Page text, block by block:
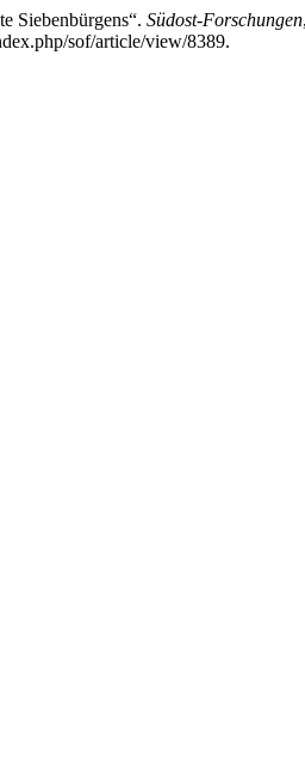
Siebenbürgens“. Südost-Forschungen
sof/article/view/8389.